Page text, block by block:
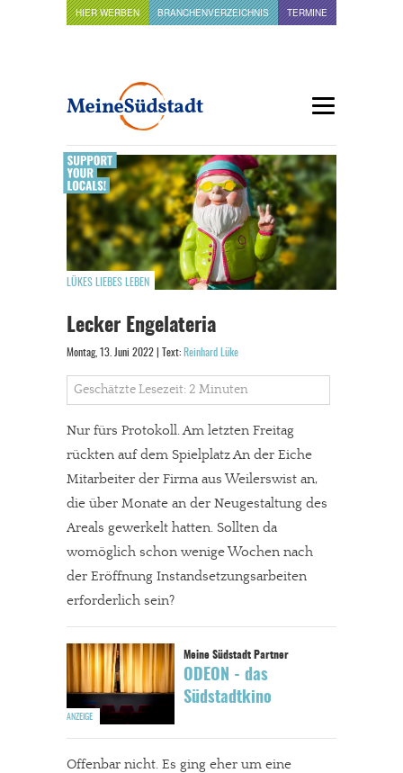
HIER WERBEN BRANCHENVERZEICHNIS TERMINE
LÜKES LIEBES LEBEN
Lecker Engelateria
Montag, 13. Juni 2022 | Text: Reinhard Lüke
Geschätzte Lesezeit: 2 Minuten
Nur fürs Protokoll. Am letzten Freitag
rückten auf dem Spielplatz An der Eiche
Mitarbeiter der Firma aus Weilerswist an,
die über Monate an der Neugestaltung des
Areals gewerkelt hatten. Sollten da
womöglich schon wenige Wochen nach
der Eröffnung Instandsetzungsarbeiten
erforderlich sein?
ODEON - das
Südstadtkino
Offenbar nicht. Es ging eher um eine